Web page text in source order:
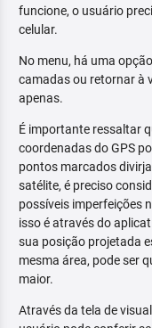
funcione, o usuário
celular.
No menu, há uma
camadas ou retornar à
apenas.
É importante ressaltar
coordenadas do GPS
pontos marcados
satélite, é preciso
possíveis imperfeições
isso é através do
sua posição projetada
mesma área, pode ser
maior.
Através da tela de